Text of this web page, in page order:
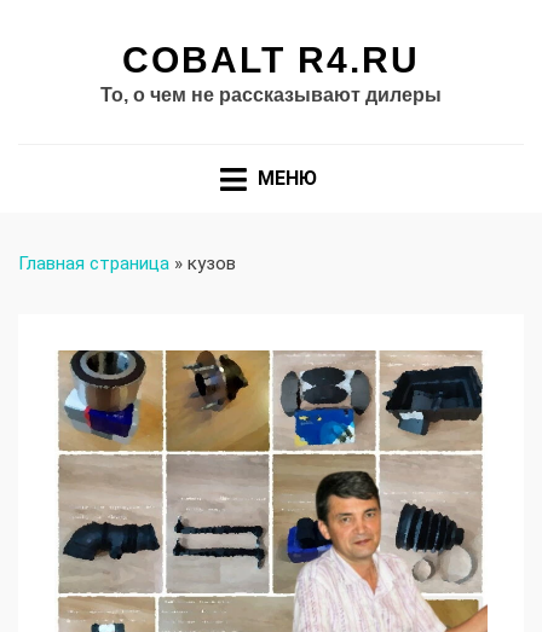
COBALT R4.RU
То, о чем не рассказывают дилеры
МЕНЮ
Главная страница » кузов